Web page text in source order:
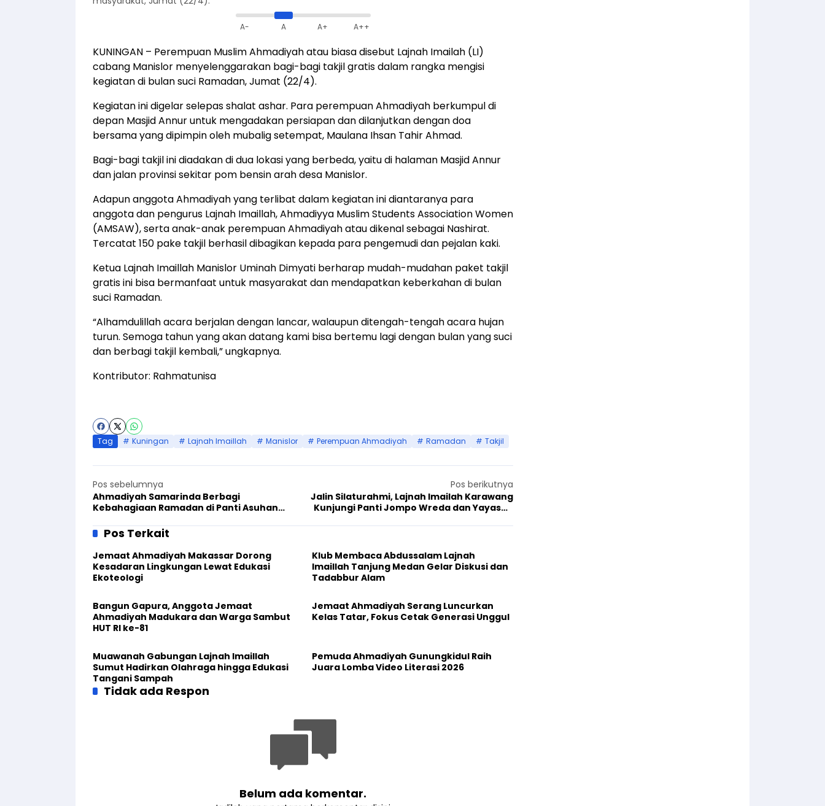
A- A A+ A++
KUNINGAN – Perempuan Muslim Ahmadiyah atau biasa disebut Lajnah Imailah (LI)
cabang Manislor menyelenggarakan bagi-bagi takjil gratis dalam rangka mengisi
kegiatan di bulan suci Ramadan, Jumat (22/4).
Kegiatan ini digelar selepas shalat ashar. Para perempuan Ahmadiyah berkumpul di
depan Masjid Annur untuk mengadakan persiapan dan dilanjutkan dengan doa
bersama yang dipimpin oleh mubalig setempat, Maulana Ihsan Tahir Ahmad.
Bagi-bagi takjil ini diadakan di dua lokasi yang berbeda, yaitu di halaman Masjid Annur
dan jalan provinsi sekitar pom bensin arah desa Manislor.
Adapun anggota Ahmadiyah yang terlibat dalam kegiatan ini diantaranya para
anggota dan pengurus Lajnah Imaillah, Ahmadiyya Muslim Students Association Women
(AMSAW), serta anak-anak perempuan Ahmadiyah atau dikenal sebagai Nashirat.
Tercatat 150 pake takjil berhasil dibagikan kepada para pengemudi dan pejalan kaki.
Ketua Lajnah Imaillah Manislor Uminah Dimyati berharap mudah-mudahan paket takjil
gratis ini bisa bermanfaat untuk masyarakat dan mendapatkan keberkahan di bulan
suci Ramadan.
“Alhamdulillah acara berjalan dengan lancar, walaupun ditengah-tengah acara hujan
turun. Semoga tahun yang akan datang kami bisa bertemu lagi dengan bulan yang suci
dan berbagi takjil kembali,” ungkapnya.
Kontributor: Rahmatunisa
Tag Kuningan Lajnah Imaillah Manislor Perempuan Ahmadiyah Ramadan Takjil
Pos sebelumnya
Ahmadiyah Samarinda Berbagi
Kebahagiaan Ramadan di Panti Asuhan
Pos berikutnya
Jalin Silaturahmi, Lajnah Imailah Karawang
Kunjungi Panti Jompo Wreda dan Yayasan
Pos Terkait
Jemaat Ahmadiyah Makassar Dorong
Kesadaran Lingkungan Lewat Edukasi
Ekoteologi
Klub Membaca Abdussalam Lajnah
Imaillah Tanjung Medan Gelar Diskusi dan
Tadabbur Alam
Bangun Gapura, Anggota Jemaat
Ahmadiyah Madukara dan Warga Sambut
HUT RI ke-81
Jemaat Ahmadiyah Serang Luncurkan
Kelas Tatar, Fokus Cetak Generasi Unggul
Muawanah Gabungan Lajnah Imaillah
Sumut Hadirkan Olahraga hingga Edukasi
Tangani Sampah
Pemuda Ahmadiyah Gunungkidul Raih
Juara Lomba Video Literasi 2026
Tidak ada Respon
Belum ada komentar.